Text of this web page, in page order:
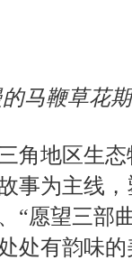
马鞭草花
地区生态
事为主线
“愿望三部
处有韵味